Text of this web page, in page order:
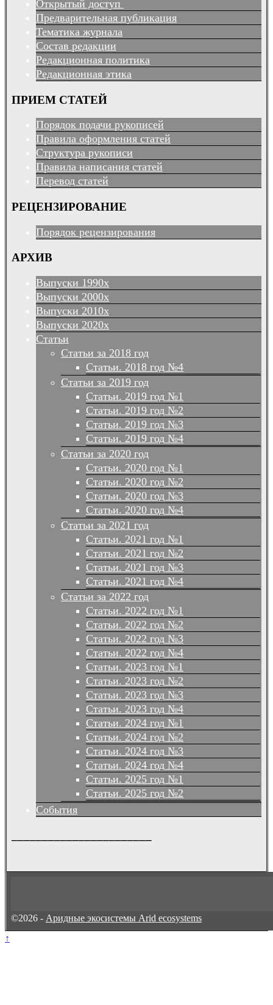
Открытый доступ
Предварительная публикация
Тематика журнала
Состав редакции
Редакционная политика
Редакционная этика
ПРИЕМ СТАТЕЙ
Порядок подачи рукописей
Правила оформления статей
Структура рукописи
Правила написания статей
Перевод статей
РЕЦЕНЗИРОВАНИЕ
Порядок рецензирования
АРХИВ
Выпуски 1990х
Выпуски 2000х
Выпуски 2010х
Выпуски 2020х
Статьи
Статьи за 2018 год
Статьи. 2018 год №4
Статьи за 2019 год
Статьи. 2019 год №1
Статьи. 2019 год №2
Статьи. 2019 год №3
Статьи. 2019 год №4
Статьи за 2020 год
Статьи. 2020 год №1
Статьи. 2020 год №2
Статьи. 2020 год №3
Статьи. 2020 год №4
Статьи за 2021 год
Статьи. 2021 год №1
Статьи. 2021 год №2
Статьи. 2021 год №3
Статьи. 2021 год №4
Статьи за 2022 год
Статьи. 2022 год №1
Статьи. 2022 год №2
Статьи. 2022 год №3
Статьи. 2022 год №4
Статьи. 2023 год №1
Статьи. 2023 год №2
Статьи. 2023 год №3
Статьи. 2023 год №4
Статьи. 2024 год №1
Статьи. 2024 год №2
Статьи. 2024 год №3
Статьи. 2024 год №4
Статьи. 2025 год №1
Статьи. 2025 год №2
События
©2026 - Аридные экосистемы Arid ecosystems
↑